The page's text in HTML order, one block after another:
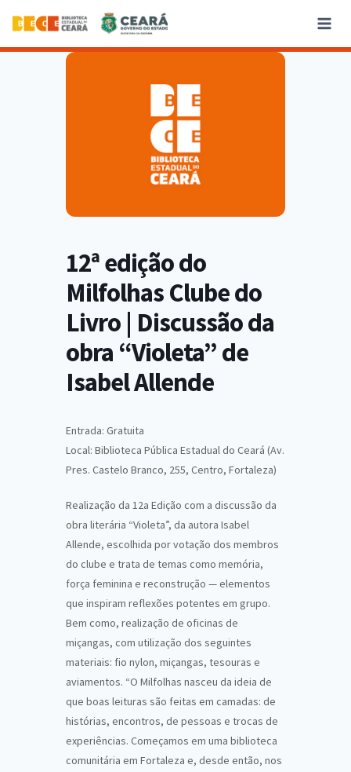
12ª edição do
Milfolhas Clube do
Livro | Discussão da
obra “Violeta” de
Isabel Allende
Entrada: Gratuita
Local: Biblioteca Pública Estadual do Ceará (Av.
Pres. Castelo Branco, 255, Centro, Fortaleza)
Realização da 12a Edição com a discussão da
obra literária “Violeta”, da autora Isabel
Allende, escolhida por votação dos membros
do clube e trata de temas como memória,
força feminina e reconstrução — elementos
que inspiram reflexões potentes em grupo.
Bem como, realização de oficinas de
miçangas, com utilização dos seguintes
materiais: fio nylon, miçangas, tesouras e
aviamentos. “O Milfolhas nasceu da ideia de
que boas leituras são feitas em camadas: de
histórias, encontros, de pessoas e trocas de
experiências. Começamos em uma biblioteca
comunitária em Fortaleza e, desde então, nos